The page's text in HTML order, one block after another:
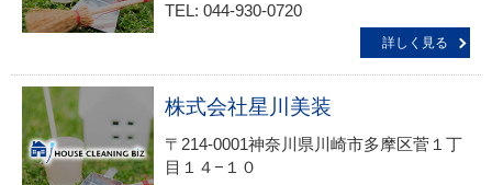
TEL: 044-930-0720
詳しく見る
株式会社星川美装
〒214-0001神奈川県川崎市多摩区菅１丁
目１４−１０